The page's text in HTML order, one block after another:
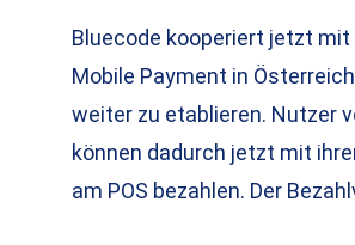
Bluecode kooperiert jetzt
Mobile Payment in
weiter zu etablieren. Nutzer
können dadurch jetzt mit
am POS bezahlen. Der